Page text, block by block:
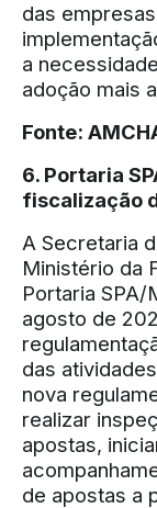
das
a
adoção mais
Fonte:
6. Portaria
fiscalização
A Secretaria
Ministério da
Portaria SPA/
agosto de
das
nova
realizar
apostas,
de apostas a